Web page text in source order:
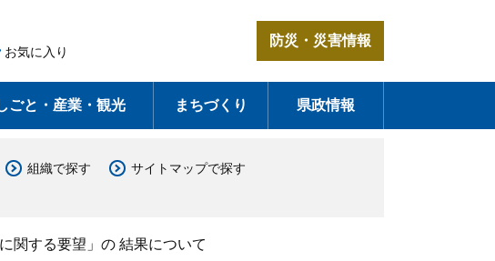
お気に入り
防災・災害情報
ごと・産業・観光 まちづくり 県政情報
組織で探す サイトマップで探す
関する要望」の 結果について